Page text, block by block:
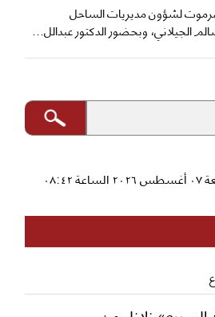
لشؤون مديريات الساحل
الجيلاني، وبحضور الدكتور عبدالل...
آخر تحديث للموقع: الجمعة ٠٧ أغسطس ٢٠٢٦ الساعة ٠٨:٤٢